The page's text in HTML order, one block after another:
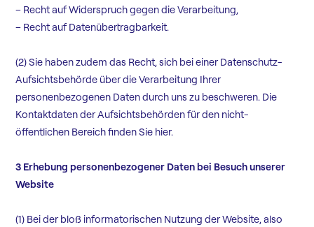
– Recht auf Widerspruch gegen die Verarbeitung,
– Recht auf Datenübertragbarkeit.
(2) Sie haben zudem das Recht, sich bei einer Datenschutz-
Aufsichtsbehörde über die Verarbeitung Ihrer
personenbezogenen Daten durch uns zu beschweren. Die
Kontaktdaten der Aufsichtsbehörden für den nicht-
öffentlichen Bereich finden Sie hier.
3 Erhebung personenbezogener Daten bei Besuch unserer
Website
(1) Bei der bloß informatorischen Nutzung der Website, also